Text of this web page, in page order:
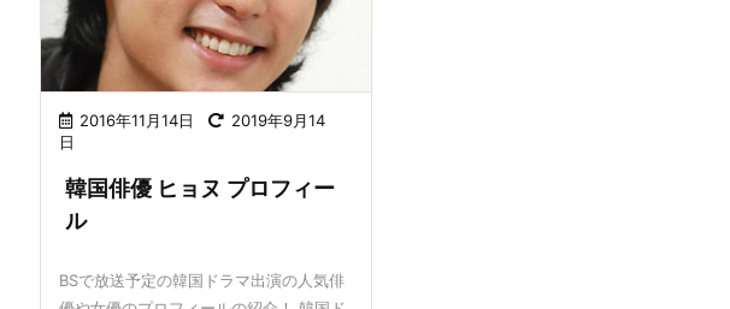
2016年11月14日
2019年9月14
日
韓国俳優 ヒョヌ プロフィー
ル
BSで放送予定の韓国ドラマ出演の人気俳